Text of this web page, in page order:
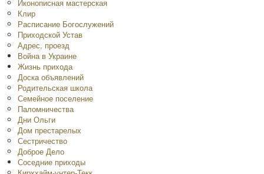
Иконописная мастерская
Клир
Расписание Богослужений
Приходской Устав
Адрес, проезд
Война в Украине
Жизнь прихода
Доска объявлений
Родительская школа
Семейное поселение
Паломничества
Дни Ольги
Дом престарелых
Сестричество
Доброе Дело
Соседние приходы